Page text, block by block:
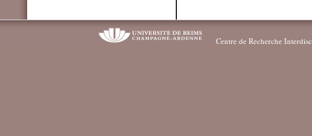
Centre de Recherche